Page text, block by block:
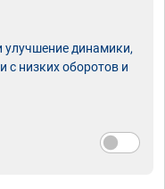
улучшение динамики,
с низких оборотов и